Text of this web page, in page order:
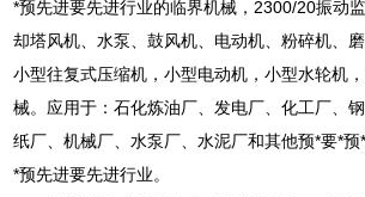
*预先进要先进行业的临界机械，2300/20振动
却塔风机、水泵、鼓风机、电动机、粉碎机、磨
小型往复式压缩机，小型电动机，小型水轮机
械。应用于：石化炼油厂、发电厂、化工厂、
纸厂、机械厂、水泵厂、水泥厂和其他预*要*预
*预先进要先进行业。